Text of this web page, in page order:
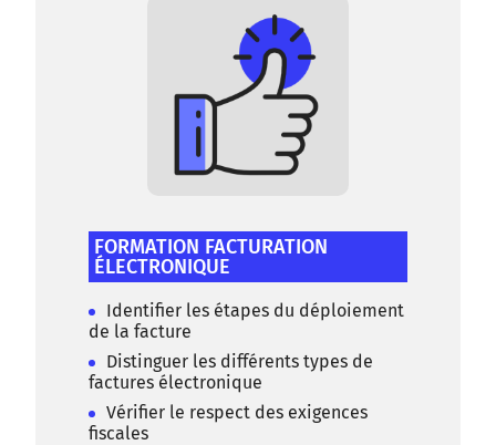
FORMATION FACTURATION
ÉLECTRONIQUE
Identifier les étapes du déploiement
de la facture
Distinguer les différents types de
factures électronique
Vérifier le respect des exigences
fiscales